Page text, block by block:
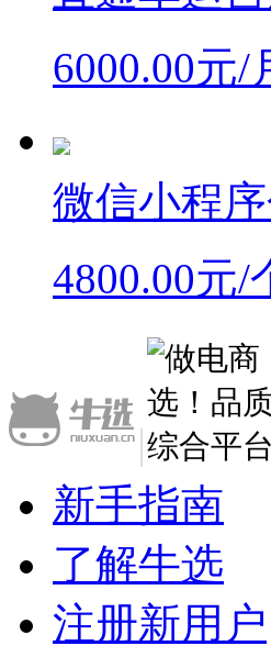
6000.00元/
微信小程
4800.00元/
|
新手指南
了解牛选
注册新用户